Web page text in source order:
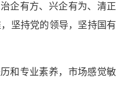
企有方、兴企有为、清正
坚持党的领导，坚持国有
和专业素养，市场感觉敏